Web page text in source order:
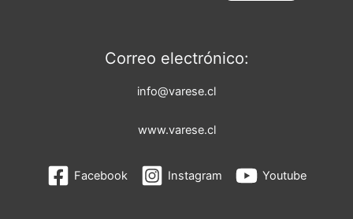
Correo electrónico:
info@varese.cl
www.varese.cl
Facebook Instagram Youtube